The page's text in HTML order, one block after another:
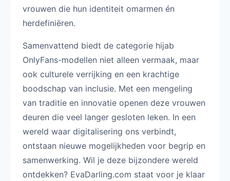
vrouwen die hun identiteit omarmen én
herdefiniëren.
Samenvattend biedt de categorie hijab
OnlyFans-modellen niet alleen vermaak, maar
ook culturele verrijking en een krachtige
boodschap van inclusie. Met een mengeling
van traditie en innovatie openen deze vrouwen
deuren die veel langer gesloten leken. In een
wereld waar digitalisering ons verbindt,
ontstaan nieuwe mogelijkheden voor begrip en
samenwerking. Wil je deze bijzondere wereld
ontdekken? EvaDarling.com staat voor je klaar